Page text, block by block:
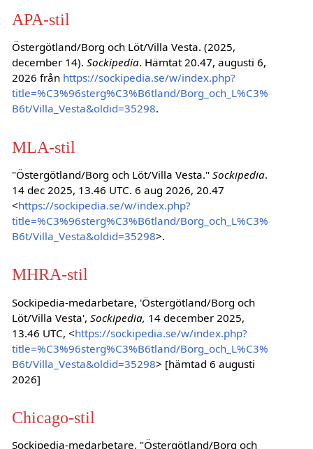
APA-stil
Östergötland/Borg och Löt/Villa Vesta. (2025,
december 14). Sockipedia. Hämtat 20.47, augusti 6,
2026 från https://sockipedia.se/w/index.php?
title=%C3%96sterg%C3%B6tland/Borg_och_L%C3%
B6t/Villa_Vesta&oldid=35298.
MLA-stil
"Östergötland/Borg och Löt/Villa Vesta." Sockipedia.
14 dec 2025, 13.46 UTC. 6 aug 2026, 20.47
<https://sockipedia.se/w/index.php?
title=%C3%96sterg%C3%B6tland/Borg_och_L%C3%
B6t/Villa_Vesta&oldid=35298>.
MHRA-stil
Sockipedia-medarbetare, 'Östergötland/Borg och
Löt/Villa Vesta', Sockipedia, 14 december 2025,
13.46 UTC, <https://sockipedia.se/w/index.php?
title=%C3%96sterg%C3%B6tland/Borg_och_L%C3%
B6t/Villa_Vesta&oldid=35298> [hämtad 6 augusti
2026]
Chicago-stil
Sockipedia-medarbetare, "Östergötland/Borg och